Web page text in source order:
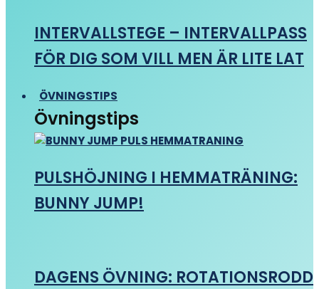
INTERVALLSTEGE – INTERVALLPASS
FÖR DIG SOM VILL MEN ÄR LITE LAT
ÖVNINGSTIPS
Övningstips
PULSHÖJNING I HEMMATRÄNING:
BUNNY JUMP!
DAGENS ÖVNING: ROTATIONSRODD